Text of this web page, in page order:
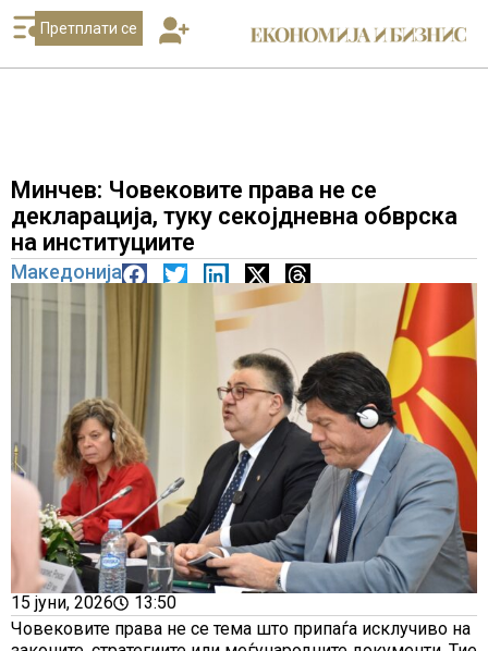
Претплати се
Минчев: Човековите права не се
декларација, туку секојдневна обврска
на институциите
Македонија
15 јуни, 2026
13:50
Човековите права не се тема што припаѓа исклучиво на